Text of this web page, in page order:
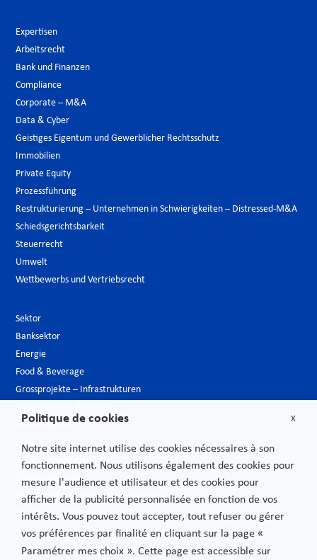
Expertisen
Arbeitsrecht
Bank und Finanzen
Compliance
Corporate – M&A
Data & Cyber
Geistiges Eigentum und Gewerblicher Rechtsschutz
Immobilien
Private Equity
Prozessführung
Restrukturierung – Unternehmen in Schwierigkeiten – Distressed-M&A
Schiedsgerichtsbarkeit
Steuerrecht
Umwelt
Wettbewerbs und Vertriebsrecht
Sektor
Banksektor
Energie
Food & Beverage
Grossprojekte – Infrastrukturen
Luxusindustrie
Medien
Neue Technologien
Öffentlicher sektor
Pharmazeutische Industrie – Biotech
Telekommunikationen
Transport
Verbrauchs und Vertriebsgüter
X
Politique de cookies
Notre site internet utilise des cookies nécessaires à son
fonctionnement. Nous utilisons également des cookies pour
mesure l'audience et utilisateur et des cookies pour
afficher de la publicité personnalisée en fonction de vos
intérêts. Vous pouvez tout accepter, tout refuser ou gérer
vos préférences par finalité en cliquant sur la page «
Paramétrer mes choix ». Cette page est accessible sur